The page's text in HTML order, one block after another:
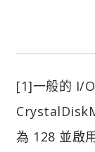
[1]一般的 I/
為 128 並啟